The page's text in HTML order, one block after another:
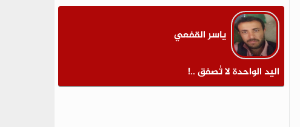
ياسر القفعي
اليد الواحدة لا تُصفق ..!